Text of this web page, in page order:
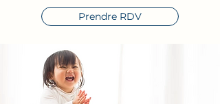
Prendre RDV